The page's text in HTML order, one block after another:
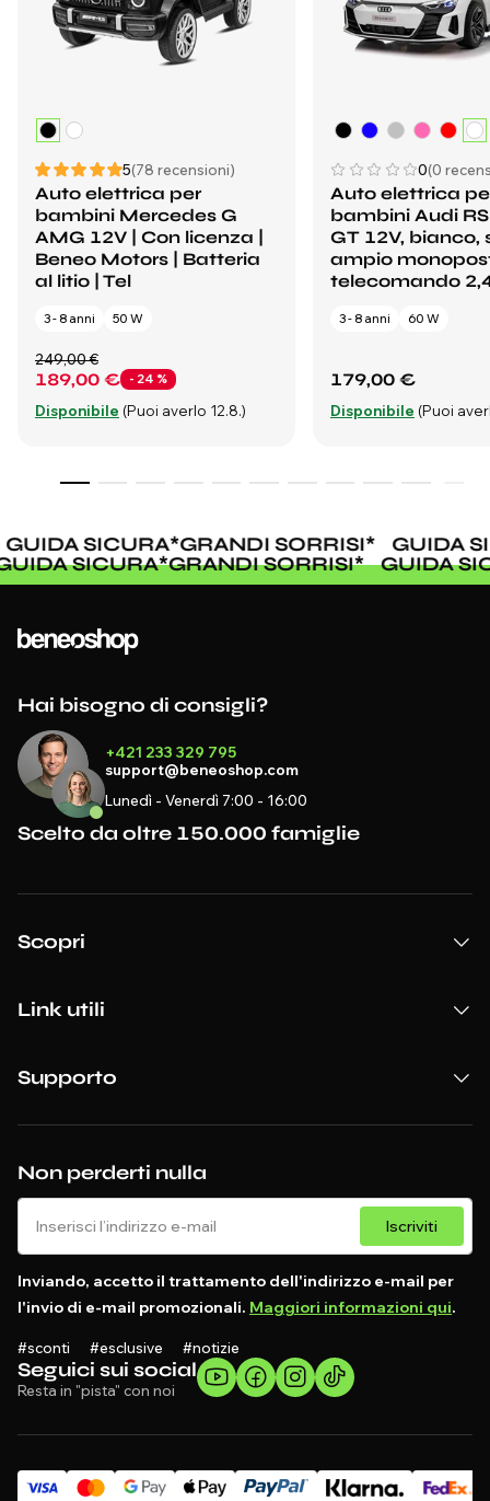
5(78 recensioni)
Auto elettrica per
bambini Mercedes G
AMG 12V | Con licenza |
Beneo Motors | Batteria
al litio | Tel
3 - 8 anni 50 W
189,00 € - 24 %
249,00 €
Disponibile (Puoi averlo 12.8.)
0(0
Auto elettrica
bambini Audi
GT 12V, bianco,
ampio
telecomando
3 - 8 anni 60 W
179,00 €
Disponibile (Puoi
SICURA*GRANDI SORRISI*
GUIDA
GUIDA SICURA*GRANDI SORRISI* GUIDA
Seguici sui social
Resta in "pista" con noi
Non perderti nulla
Iscriviti
Inviando, accetto il trattamento dell'indirizzo e-mail per
l'invio di e-mail promozionali. Maggiori informazioni qui.
#sconti #esclusive #notizie
Hai bisogno di consigli?
+421 233 329 795
support@beneoshop.com
Lunedì - Venerdì 7:00 - 16:00
Scelto da oltre 150.000 famiglie
Scopri
Link utili
Supporto